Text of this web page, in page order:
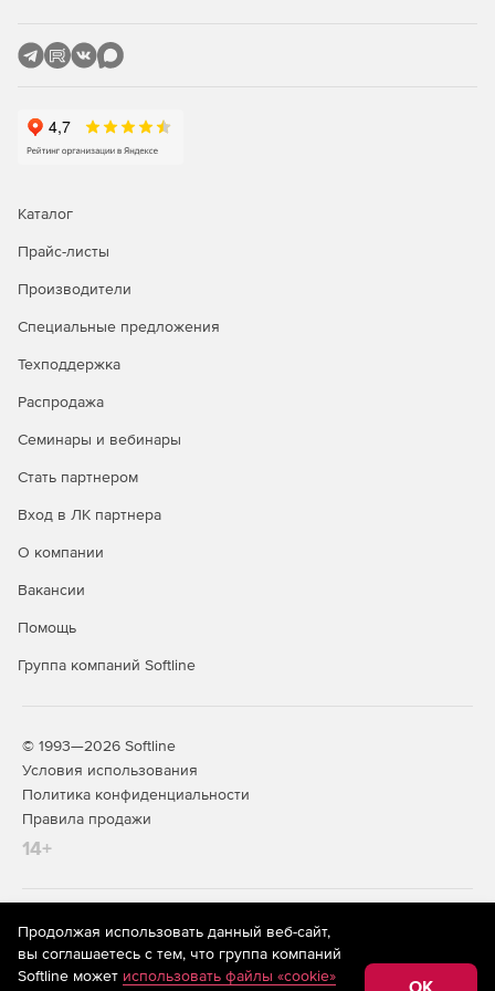
блокировкой и отключением пользователей.
Автоматическое отключение пользователей,
Каталог
Прайс-листы
Производители
Специальные предложения
Техподдержка
Распродажа
Семинары и вебинары
Стать партнером
Вход в ЛК партнера
О компании
Вакансии
Помощь
Группа компаний Softline
© 1993—2026 Softline
Условия использования
Политика конфиденциальности
Правила продажи
14+
На информационном ресурсе store.softline.ru применяются
рекомендательные технологии
(информационные технологии
предоставления информации на основе сбора,
систематизации и анализа сведений, относящихся к
Продолжая использовать данный веб-сайт,
вы соглашаетесь с тем, что группа компаний
Softline может использовать файлы «cookie»
OK